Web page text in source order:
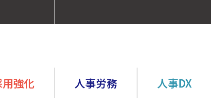
強化 人事労務 人事DX